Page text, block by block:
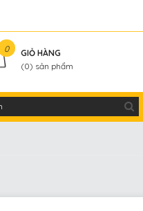
0
GIỎ HÀNG
(0) sản phẩm